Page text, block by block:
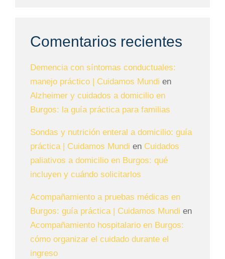
Comentarios recientes
Demencia con síntomas conductuales:
manejo práctico | Cuidamos Mundi en
Alzheimer y cuidados a domicilio en
Burgos: la guía práctica para familias
Sondas y nutrición enteral a domicilio: guía
práctica | Cuidamos Mundi en Cuidados
paliativos a domicilio en Burgos: qué
incluyen y cuándo solicitarlos
Acompañamiento a pruebas médicas en
Burgos: guía práctica | Cuidamos Mundi en
Acompañamiento hospitalario en Burgos:
cómo organizar el cuidado durante el
ingreso